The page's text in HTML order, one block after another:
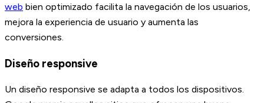
web bien optimizado facilita la navegación de los usuarios,
mejora la experiencia de usuario y aumenta las
conversiones.
Diseño responsive
Un diseño responsive se adapta a todos los dispositivos.